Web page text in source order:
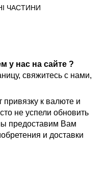
ЧАСТИНИ
у нас на сайте ?
свяжитесь с нами,
к валюте и
не успели обновить
предоставим Вам
и доставки